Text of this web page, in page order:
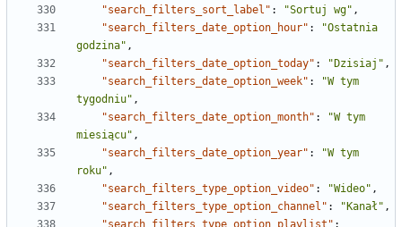
"search_filters_sort_label" : "Sortuj wg" ,
"search_filters_date_option_hour" :
"Ostatnia
godzina" ,
"search_filters_date_option_today" : "Dzisiaj" ,
"search_filters_date_option_week" :
"W tym
tygodniu" ,
"search_filters_date_option_month" :
"W tym
miesiącu" ,
"search_filters_date_option_year" :
"W tym
roku" ,
"search_filters_type_option_video" : "Wideo" ,
"search_filters_type_option_channel" : "Kanał" ,